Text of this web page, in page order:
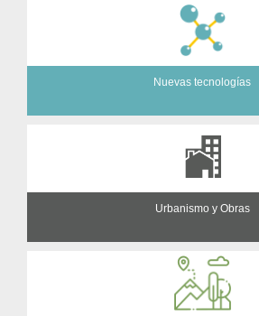
Nuevas tecnologías
Urbanismo y Obras